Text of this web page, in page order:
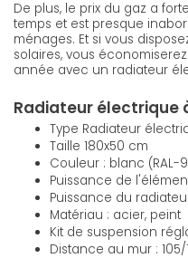
De plus, le prix du gaz a
temps et est presque
ménages. Et si vous
solaires, vous
année avec un radiateur
Radiateur électrique
Type Radiateur
Taille 180x50 cm
Couleur : blanc (RAL-
Puissance de
Puissance du radiateur
Matériau : acier, peint
Kit de suspension
Distance au mur : 105/